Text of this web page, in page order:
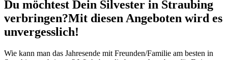
Du möchtest Dein Silvester in Straubing
verbringen?Mit diesen Angeboten wird es
unvergesslich!
Wie kann man das Jahresende mit Freunden/Familie am besten in